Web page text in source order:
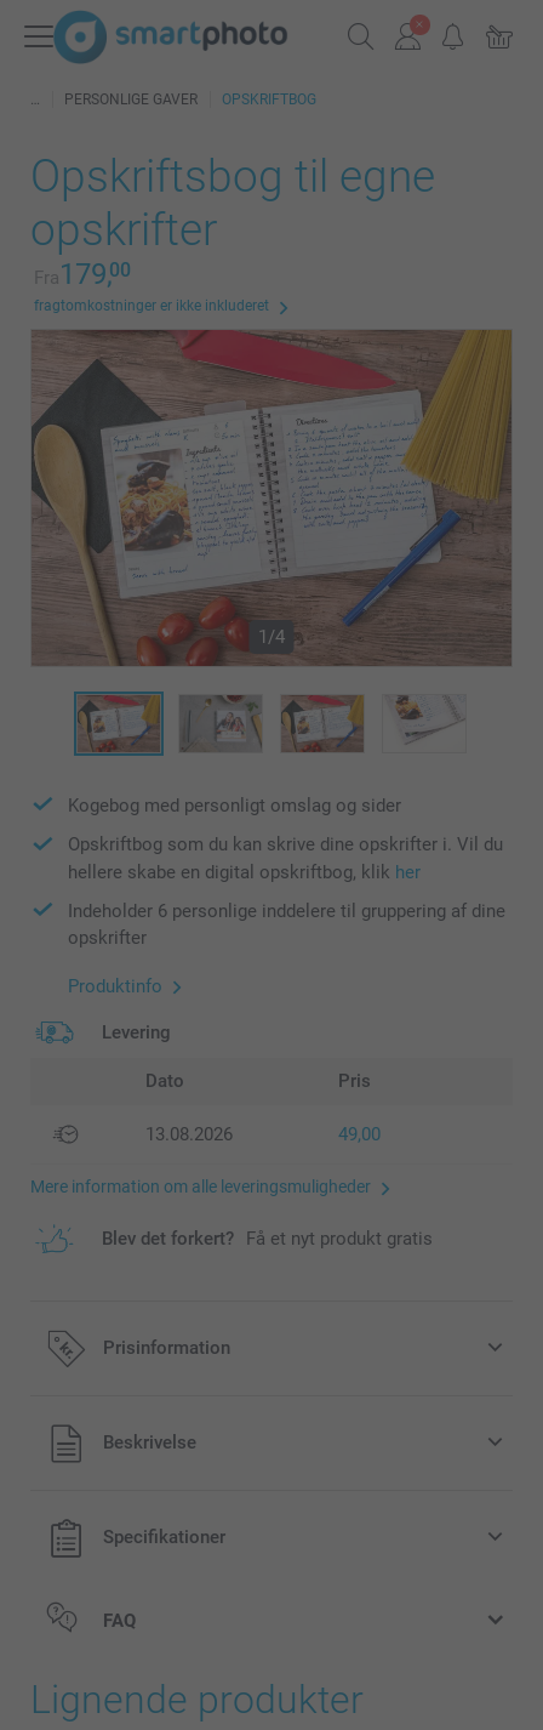
PERSONLIGE GAVER OPSKRIFTBOG
Opskriftsbog til egne
opskrifter
Fra179,00
fragtomkostninger er ikke inkluderet
1/4
Kogebog med personligt omslag og sider
Opskriftbog som du kan skrive dine opskrifter i. Vil du
hellere skabe en digital opskriftbog, klik her
Indeholder 6 personlige inddelere til gruppering af dine
opskrifter
Produktinfo
Levering
Dato Pris
13.08.2026 49,00
Mere information om alle leveringsmuligheder
Blev det forkert? Få et nyt produkt gratis
Prisinformation
Alle priser inklusive moms og uden
forsendelsesomkostninger
Beskrivelse
Specifikationer
FAQ
Lignende produkter